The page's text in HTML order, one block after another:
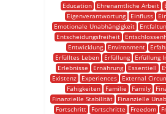
Education
Ehrenamtliche Arbeit
Eigenverantwortung
Einfluss
Emotionale Unabhängigkeit
Entscheidungsfreiheit
Entwicklung
Environment
Erfülltes Leben
Erfüllung Erfüllung
Erlebnisse
Ernährung Essentiell
Existenz
Experiences External
Fähigkeiten
Familie Family
Finanzielle Stabilität
Finanzielle
Fortschritt
Fortschritte Freedom